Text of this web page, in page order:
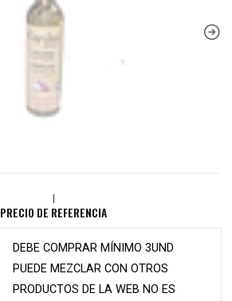
|
PRECIO DE REFERENCIA
DEBE COMPRAR MÍNIMO 3UND
PUEDE MEZCLAR CON OTROS
PRODUCTOS DE LA WEB NO ES